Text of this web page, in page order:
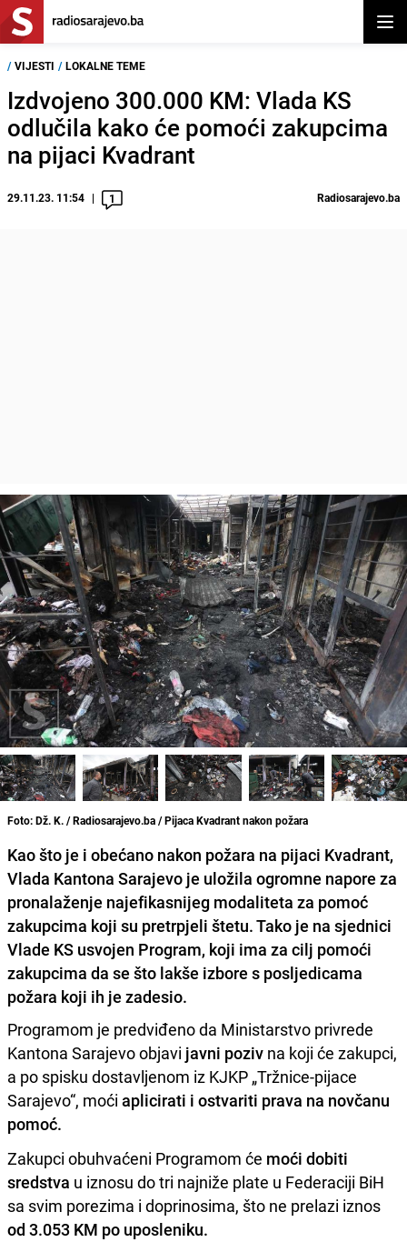
/ VIJESTI / LOKALNE TEME
Izdvojeno 300.000 KM: Vlada KS
odlučila kako će pomoći zakupcima
na pijaci Kvadrant
29.11.23. 11:54 1 Radiosarajevo.ba
Foto: Dž. K. / Radiosarajevo.ba / Pijaca Kvadrant nakon požara
Kao što je i obećano nakon požara na pijaci Kvadrant,
Vlada Kantona Sarajevo je uložila ogromne napore za
pronalaženje najefikasnijeg modaliteta za pomoć
zakupcima koji su pretrpjeli štetu. Tako je na sjednici
Vlade KS usvojen Program, koji ima za cilj pomoći
zakupcima da se što lakše izbore s posljedicama
požara koji ih je zadesio.
Programom je predviđeno da Ministarstvo privrede
Kantona Sarajevo objavi javni poziv na koji će zakupci,
a po spisku dostavljenom iz KJKP „Tržnice-pijace
Sarajevo“, moći aplicirati i ostvariti prava na novčanu
pomoć.
Zakupci obuhvaćeni Programom će moći dobiti
sredstva u iznosu do tri najniže plate u Federaciji BiH
sa svim porezima i doprinosima, što ne prelazi iznos
od 3.053 KM po uposleniku.